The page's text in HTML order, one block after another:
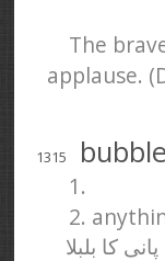
The
applause.
1315 bubble
1.
2.
کا بلبلا